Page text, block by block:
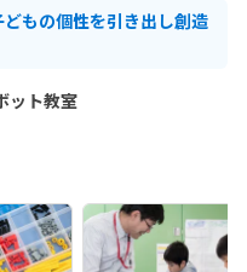
もの個性を引き出し創造
ット教室